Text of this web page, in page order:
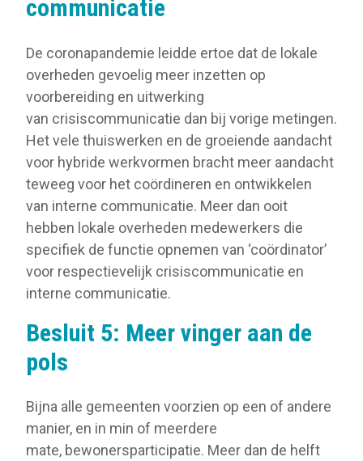
communicatie
De coronapandemie leidde ertoe dat de lokale
overheden gevoelig meer inzetten op
voorbereiding en uitwerking
van crisiscommunicatie dan bij vorige metingen.
Het vele thuiswerken en de groeiende aandacht
voor hybride werkvormen bracht meer aandacht
teweeg voor het coördineren en ontwikkelen
van interne communicatie. Meer dan ooit
hebben lokale overheden medewerkers die
specifiek de functie opnemen van ‘coördinator’
voor respectievelijk crisiscommunicatie en
interne communicatie.
Besluit 5: Meer vinger aan de
pols
Bijna alle gemeenten voorzien op een of andere
manier, en in min of meerdere
mate, bewonersparticipatie. Meer dan de helft